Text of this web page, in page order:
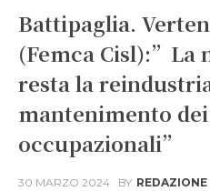
Battipaglia.
(Femca Cisl):”La
resta la
mantenimento
occupazionali”
30 MARZO 2024 BY REDAZIONE